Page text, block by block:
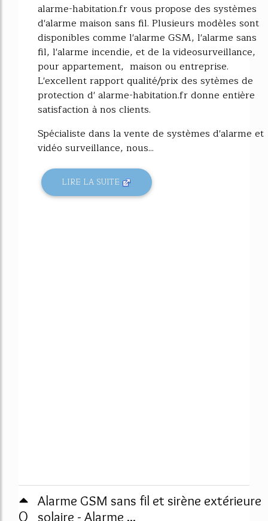
alarme-habitation.fr vous propose des systèmes
d'alarme maison sans fil. Plusieurs modèles sont
disponibles comme l'alarme GSM, l'alarme sans
fil, l'alarme incendie, et de la videosurveillance,
pour appartement, maison ou entreprise.
L'excellent rapport qualité/prix des sytèmes de
protection d' alarme-habitation.fr donne entière
satisfaction à nos clients.
Spécialiste dans la vente de systèmes d'alarme et
vidéo surveillance, nous...
LIRE LA SUITE
Alarme GSM sans fil et sirène extérieure
solaire - Alarme ...